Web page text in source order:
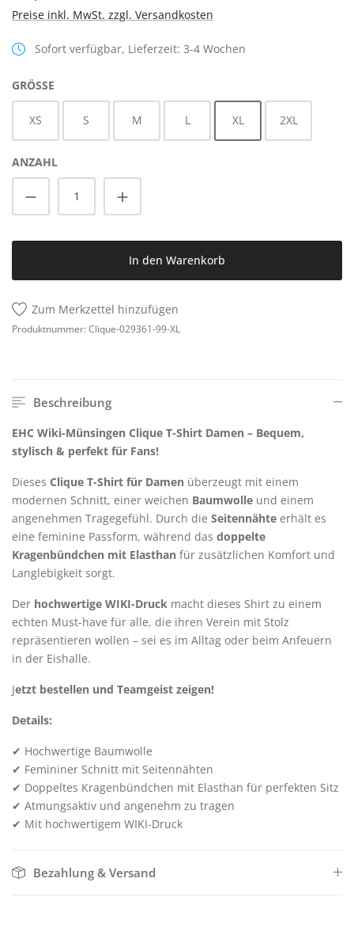
Preise inkl. MwSt. zzgl. Versandkosten
Sofort verfügbar, Lieferzeit: 3-4 Wochen
GRÖSSE
XS S M L XL 2XL
ANZAHL
Produkt Anzahl: Gib den gewünschten
In den Warenkorb
Zum Merkzettel hinzufügen
Produktnummer: Clique-029361-99-XL
Beschreibung
EHC Wiki-Münsingen Clique T-Shirt Damen – Bequem,
stylisch & perfekt für Fans!
Dieses Clique T-Shirt für Damen überzeugt mit einem
modernen Schnitt, einer weichen Baumwolle und einem
angenehmen Tragegefühl. Durch die Seitennähte erhält es
eine feminine Passform, während das doppelte
Kragenbündchen mit Elasthan für zusätzlichen Komfort und
Langlebigkeit sorgt.
Der hochwertige WIKI-Druck macht dieses Shirt zu einem
echten Must-have für alle, die ihren Verein mit Stolz
repräsentieren wollen – sei es im Alltag oder beim Anfeuern
in der Eishalle.
Jetzt bestellen und Teamgeist zeigen!
Details:
✔ Hochwertige Baumwolle
✔ Femininer Schnitt mit Seitennähten
✔ Doppeltes Kragenbündchen mit Elasthan für perfekten Sitz
✔ Atmungsaktiv und angenehm zu tragen
✔ Mit hochwertigem WIKI-Druck
Bezahlung & Versand